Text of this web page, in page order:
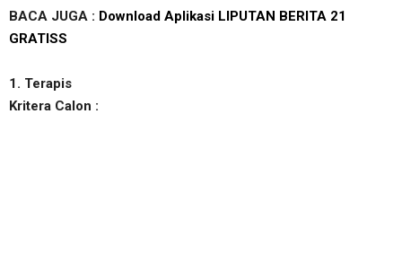
BACA JUGA : Download Aplikasi LIPUTAN BERITA 21
GRATISS
1. Terapis
Kritera Calon :